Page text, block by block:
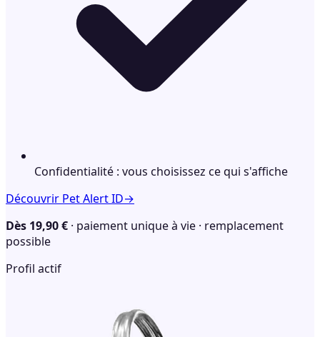
Confidentialité : vous choisissez ce qui s'affiche
Découvrir Pet Alert ID→
Dès 19,90 € · paiement unique à vie · remplacement
possible
Profil actif